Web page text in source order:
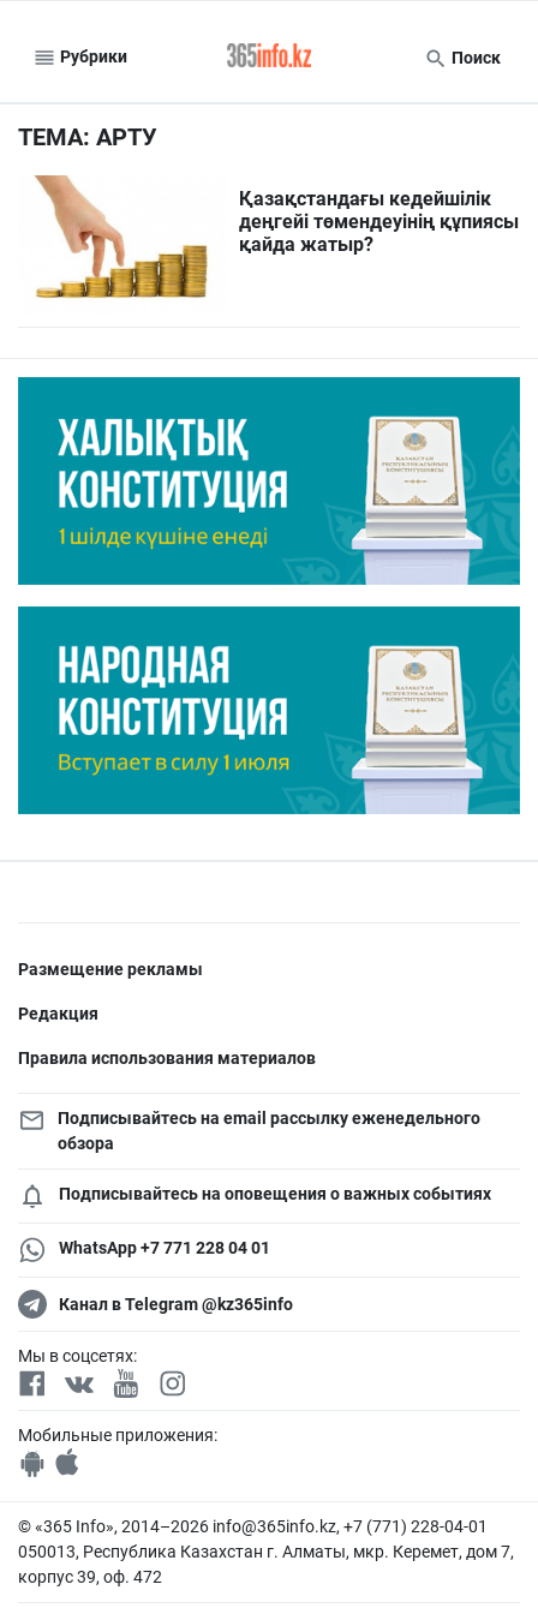
Рубрики Поиск
ТЕМА: АРТУ
Қазақстандағы кедейшілік
деңгейі төмендеуінің құпиясы
қайда жатыр?
Размещение рекламы
Редакция
Правила использования материалов
Подписывайтесь на email рассылку еженедельного
обзора
Подписывайтесь на оповещения о важных событиях
WhatsApp +7 771 228 04 01
Канал в Telegram @kz365info
Мы в соцсетях:
Мобильные приложения:
© «365 Info», 2014–2026 info@365info.kz, +7 (771) 228-04-01
050013, Республика Казахстан г. Алматы, мкр. Керемет, дом 7,
корпус 39, оф. 472